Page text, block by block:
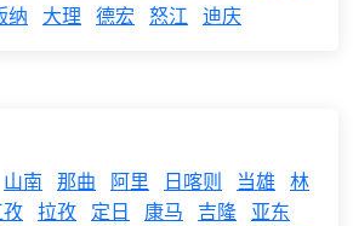
纳 大理 德宏 怒江 迪庆
山南 那曲 阿里 日喀则 当雄 林
拉孜 定日 康马 吉隆 亚东